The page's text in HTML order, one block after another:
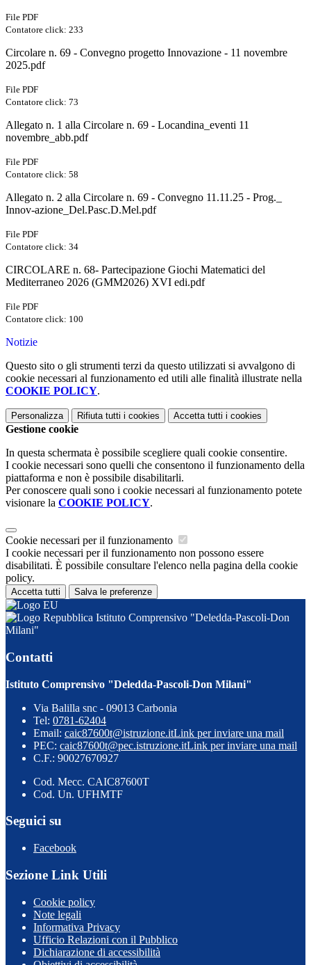
File PDF
Contatore click: 233
Circolare n. 69 - Convegno progetto Innovazione - 11 novembre
2025.pdf
File PDF
Contatore click: 73
Allegato n. 1 alla Circolare n. 69 - Locandina_eventi 11
novembre_abb.pdf
File PDF
Contatore click: 58
Allegato n. 2 alla Circolare n. 69 - Convegno 11.11.25 - Prog._
Innov-azione_Del.Pasc.D.Mel.pdf
File PDF
Contatore click: 34
CIRCOLARE n. 68- Partecipazione Giochi Matematici del
Mediterraneo 2026 (GMM2026) XVI edi.pdf
File PDF
Contatore click: 100
Notizie
Questo sito o gli strumenti terzi da questo utilizzati si avvalgono di
cookie necessari al funzionamento ed utili alle finalità illustrate nella
COOKIE POLICY.
Personalizza Rifiuta tutti i cookies Accetta tutti i cookies
Gestione cookie
In questa schermata è possibile scegliere quali cookie consentire.
I cookie necessari sono quelli che consentono il funzionamento della
piattaforma e non è possibile disabilitarli.
Per conoscere quali sono i cookie necessari al funzionamento potete
visionare la COOKIE POLICY.
Cookie necessari per il funzionamento
I cookie necessari per il funzionamento non possono essere
disabilitati. È possibile consultare l'elenco nella pagina della cookie
policy.
Accetta tutti Salva le preferenze
Istituto Comprensivo "Deledda-Pascoli-Don
Milani"
Contatti
Istituto Comprensivo "Deledda-Pascoli-Don Milani"
Via Balilla snc - 09013 Carbonia
Tel: 0781-62404
Email: caic87600t@istruzione.itLink per inviare una mail
PEC: caic87600t@pec.istruzione.itLink per inviare una mail
C.F.: 90027670927
Cod. Mecc. CAIC87600T
Cod. Un. UFHMTF
Seguici su
Facebook
Sezione Link Utili
Cookie policy
Note legali
Informativa Privacy
Ufficio Relazioni con il Pubblico
Dichiarazione di accessibilità